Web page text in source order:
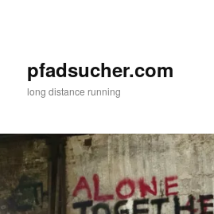
pfadsucher.com
long distance running